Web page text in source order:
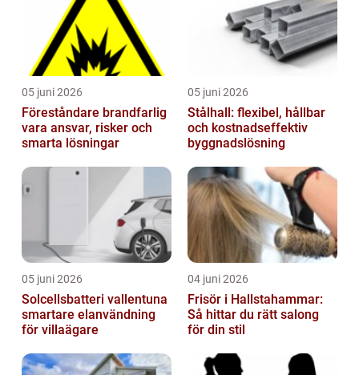
05 juni 2026
Föreståndare brandfarlig
vara ansvar, risker och
smarta lösningar
05 juni 2026
Stålhall: flexibel, hållbar
och kostnadseffektiv
byggnadslösning
05 juni 2026
Solcellsbatteri vallentuna
smartare elanvändning
för villaägare
04 juni 2026
Frisör i Hallstahammar:
Så hittar du rätt salong
för din stil